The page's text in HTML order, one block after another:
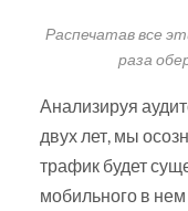
Распечатав все
раза
Анализируя
двух лет, мы
трафик будет
мобильного в нем